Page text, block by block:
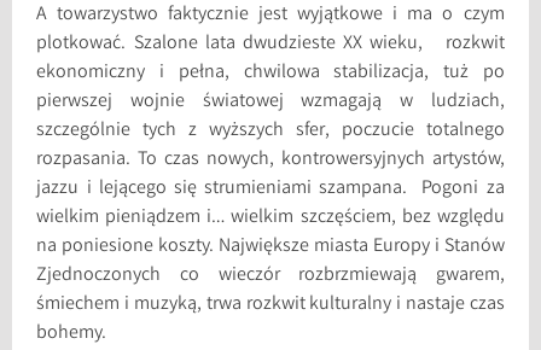
A towarzystwo faktycznie jest wyjątkowe i ma o czym
plotkować. Szalone lata dwudzieste XX wieku, rozkwit
ekonomiczny i pełna, chwilowa stabilizacja, tuż po
pierwszej wojnie światowej wzmagają w ludziach,
szczególnie tych z wyższych sfer, poczucie totalnego
rozpasania. To czas nowych, kontrowersyjnych artystów,
jazzu i lejącego się strumieniami szampana. Pogoni za
wielkim pieniądzem i… wielkim szczęściem, bez względu
na poniesione koszty. Największe miasta Europy i Stanów
Zjednoczonych co wieczór rozbrzmiewają gwarem,
śmiechem i muzyką, trwa rozkwit kulturalny i nastaje czas
bohemy.